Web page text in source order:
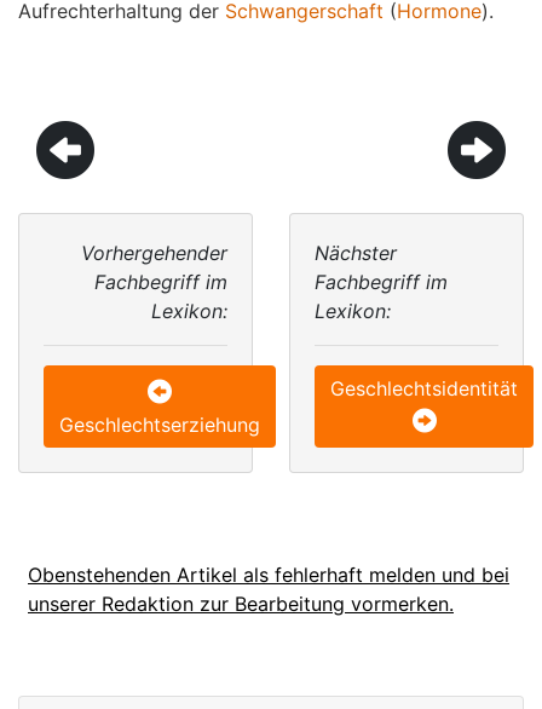
Aufrechterhaltung der Schwangerschaft (Hormone).
Vorhergehender
Fachbegriff im
Lexikon:
Geschlechtserziehung
Nächster
Fachbegriff im
Lexikon:
Geschlechtsidentität
Obenstehenden Artikel als fehlerhaft melden und bei
unserer Redaktion zur Bearbeitung vormerken.